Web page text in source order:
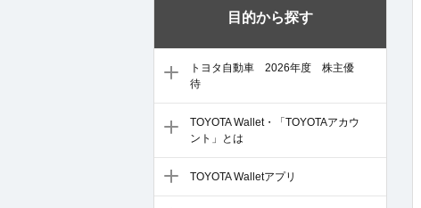
目的から探す
トヨタ自動車 2026年度 株主優
待
TOYOTA Wallet・「TOYOTAアカウ
ント」とは
TOYOTA Walletアプリ